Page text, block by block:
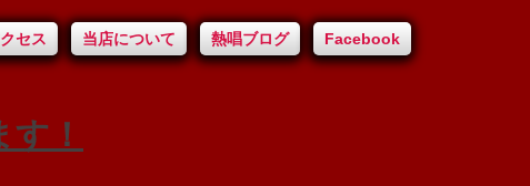
セス 当店について 熱唱ブログ Facebook
す！